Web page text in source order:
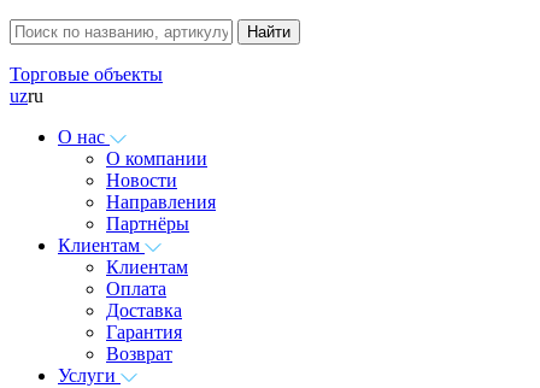
Торговые объекты
uzru
О нас
О компании
Новости
Направления
Партнёры
Клиентам
Клиентам
Оплата
Доставка
Гарантия
Возврат
Услуги